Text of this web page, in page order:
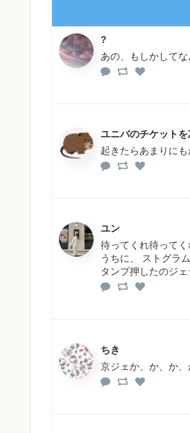
?
あの、もしかして
ユニバのチケットを
起きたらあまりに
ユン
待ってくれ待って
うちに、 ストグラ
タンプ押したのジ
ちき
京ジェか、か、か